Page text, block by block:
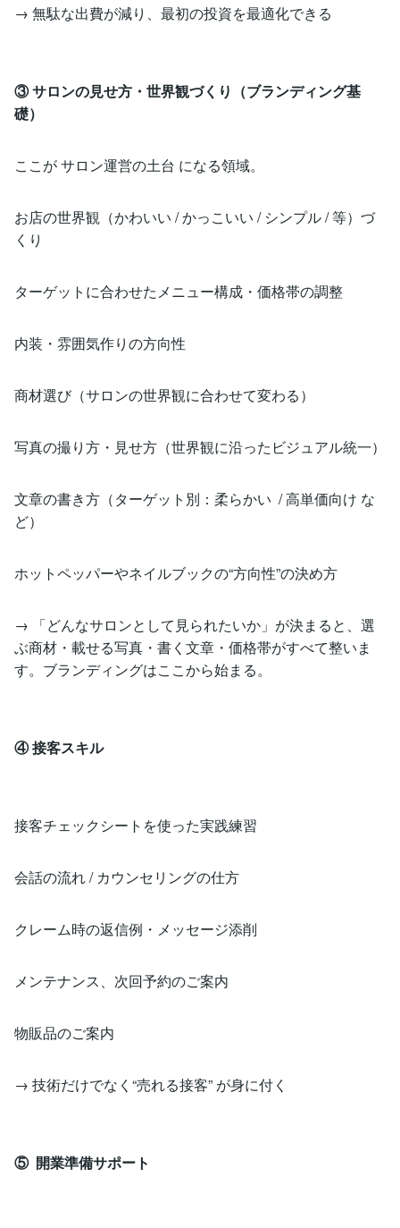
→ 無駄な出費が減り、最初の投資を最適化できる
③ サロンの見せ方・世界観づくり（ブランディング基
礎）
ここが サロン運営の土台 になる領域。
お店の世界観（かわいい / かっこいい / シンプル / 等）づ
くり
ターゲットに合わせたメニュー構成・価格帯の調整
内装・雰囲気作りの方向性
商材選び（サロンの世界観に合わせて変わる）
写真の撮り方・見せ方（世界観に沿ったビジュアル統一）
文章の書き方（ターゲット別：柔らかい / 高単価向け な
ど）
ホットペッパーやネイルブックの“方向性”の決め方
→ 「どんなサロンとして見られたいか」が決まると、選
ぶ商材・載せる写真・書く文章・価格帯がすべて整いま
す。ブランディングはここから始まる。
④ 接客スキル
接客チェックシートを使った実践練習
会話の流れ / カウンセリングの仕方
クレーム時の返信例・メッセージ添削
メンテナンス、次回予約のご案内
物販品のご案内
→ 技術だけでなく“売れる接客” が身に付く
⑤ 開業準備サポート